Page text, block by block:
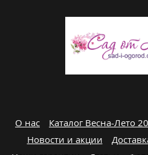
О нас Каталог Весна-Лето
Новости и акции